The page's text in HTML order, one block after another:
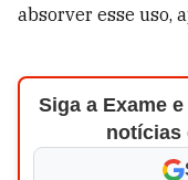
absorver esse uso,
Siga a Exame
notícias